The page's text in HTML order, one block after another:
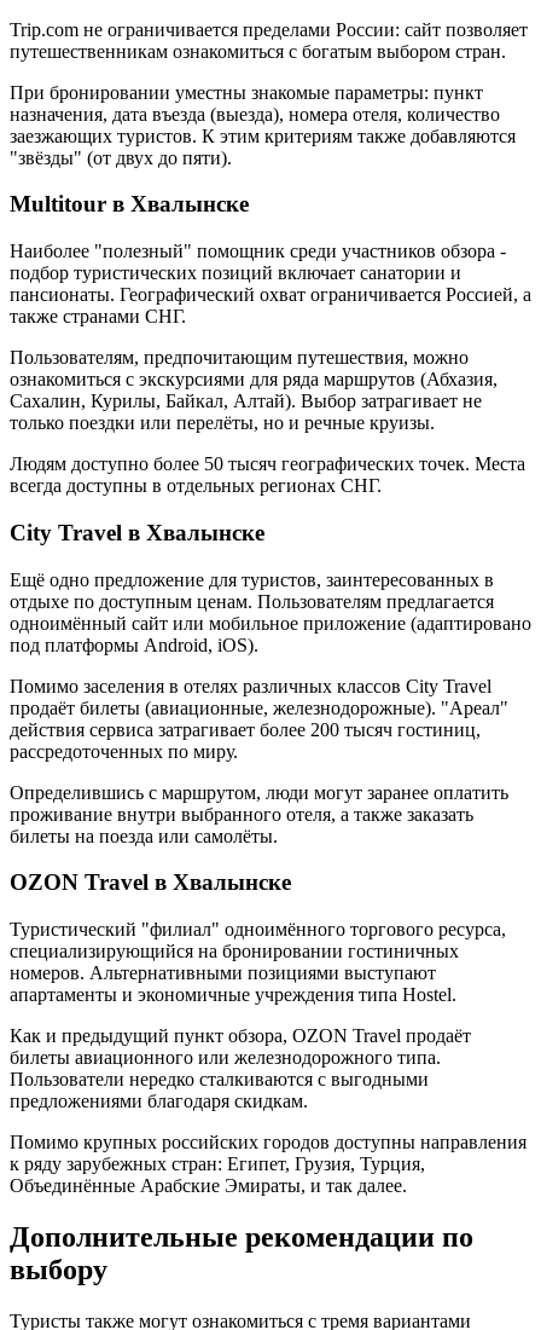
Trip.com не ограничивается пределами России: сайт позволяет
путешественникам ознакомиться с богатым выбором стран.
При бронировании уместны знакомые параметры: пункт
назначения, дата въезда (выезда), номера отеля, количество
заезжающих туристов. К этим критериям также добавляются
"звёзды" (от двух до пяти).
Multitour в Хвалынске
Наиболее "полезный" помощник среди участников обзора -
подбор туристических позиций включает санатории и
пансионаты. Географический охват ограничивается Россией, а
также странами СНГ.
Пользователям, предпочитающим путешествия, можно
ознакомиться с экскурсиями для ряда маршрутов (Абхазия,
Сахалин, Курилы, Байкал, Алтай). Выбор затрагивает не
только поездки или перелёты, но и речные круизы.
Людям доступно более 50 тысяч географических точек. Места
всегда доступны в отдельных регионах СНГ.
City Travel в Хвалынске
Ещё одно предложение для туристов, заинтересованных в
отдыхе по доступным ценам. Пользователям предлагается
одноимённый сайт или мобильное приложение (адаптировано
под платформы Android, iOS).
Помимо заселения в отелях различных классов City Travel
продаёт билеты (авиационные, железнодорожные). "Ареал"
действия сервиса затрагивает более 200 тысяч гостиниц,
рассредоточенных по миру.
Определившись с маршрутом, люди могут заранее оплатить
проживание внутри выбранного отеля, а также заказать
билеты на поезда или самолёты.
OZON Travel в Хвалынске
Туристический "филиал" одноимённого торгового ресурса,
специализирующийся на бронировании гостиничных
номеров. Альтернативными позициями выступают
апартаменты и экономичные учреждения типа Hostel.
Как и предыдущий пункт обзора, OZON Travel продаёт
билеты авиационного или железнодорожного типа.
Пользователи нередко сталкиваются с выгодными
предложениями благодаря скидкам.
Помимо крупных российских городов доступны направления
к ряду зарубежных стран: Египет, Грузия, Турция,
Объединённые Арабские Эмираты, и так далее.
Дополнительные рекомендации по
выбору
Туристы также могут ознакомиться с тремя вариантами